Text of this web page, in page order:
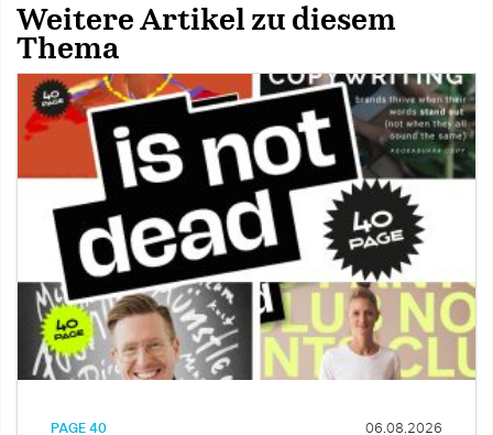
Weitere Artikel zu diesem
Thema
PAGE 40 06.08.2026